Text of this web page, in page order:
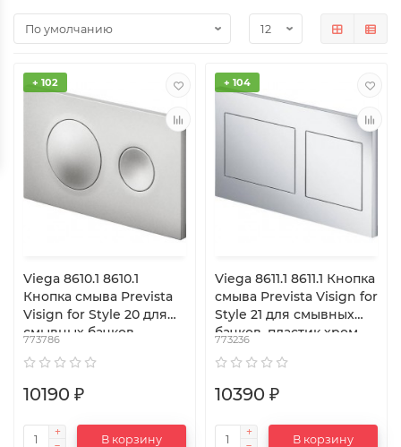
+ 102
Viega 8610.1 8610.1
Кнопка смыва Prevista
Visign for Style 20 для
смывных бачков,
773786
10190 ₽
В корзину
+ 104
Viega 8611.1 8611.1 Кнопка
смыва Prevista Visign for
Style 21 для смывных
бачков, пластик хром
773236
10390 ₽
В корзину